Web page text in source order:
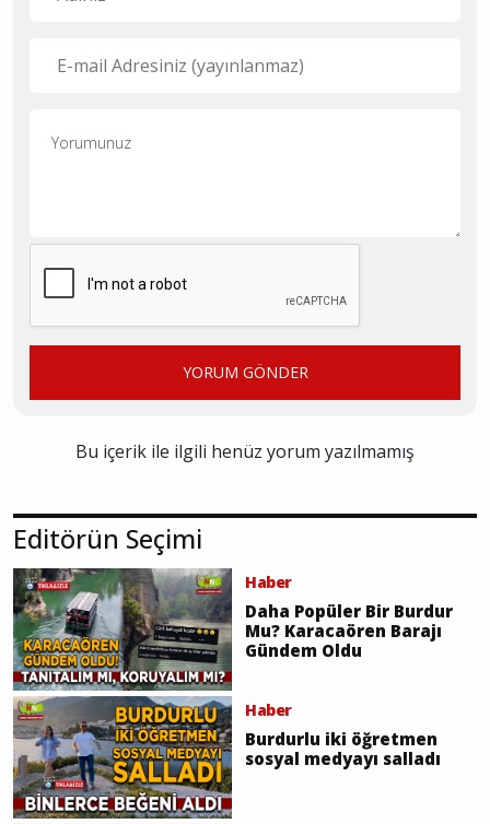
YORUM GÖNDER
Bu içerik ile ilgili henüz yorum yazılmamış
Editörün Seçimi
Haber
Daha Popüler Bir Burdur
Mu? Karacaören Barajı
Gündem Oldu
Haber
Burdurlu iki öğretmen
sosyal medyayı salladı